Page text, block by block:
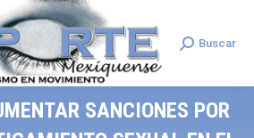
Search:
Buscar
SANCIONES POR